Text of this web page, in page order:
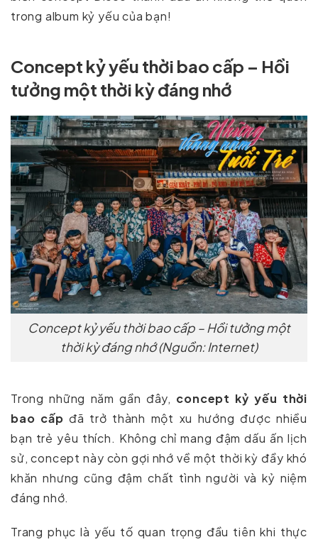
trong album kỷ yếu của bạn!
Concept kỷ yếu thời bao cấp – Hồi
tưởng một thời kỳ đáng nhớ
Concept kỷ yếu thời bao cấp – Hồi tưởng một
thời kỳ đáng nhớ (Nguồn: Internet)
Trong những năm gần đây, concept kỷ yếu thời
bao cấp đã trở thành một xu hướng được nhiều
bạn trẻ yêu thích. Không chỉ mang đậm dấu ấn lịch
sử, concept này còn gợi nhớ về một thời kỳ đầy khó
khăn nhưng cũng đậm chất tình người và kỷ niệm
đáng nhớ.
Trang phục là yếu tố quan trọng đầu tiên khi thực